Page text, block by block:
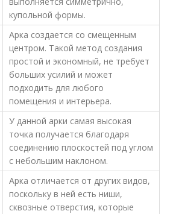
купольной формы.
Арка создается со смещенным
центром. Такой метод создания
простой и экономный, не требует
больших усилий и может
подходить для любого
помещения и интерьера.
У данной арки самая высокая
точка получается благодаря
соединению плоскостей под углом
с небольшим наклоном.
Арка отличается от других видов,
поскольку в ней есть ниши,
сквозные отверстия, которые